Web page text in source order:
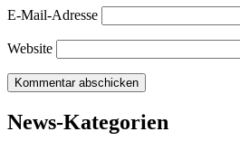
E-Mail-Adresse
Website
News-Kategorien